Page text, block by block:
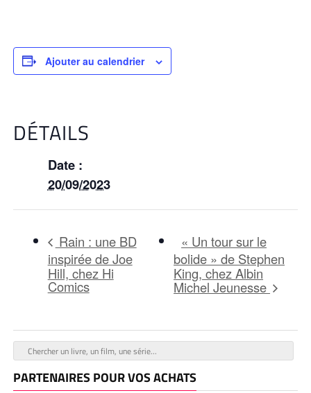
Ajouter au calendrier
DÉTAILS
Date :
20/09/2023
Rain : une BD
inspirée de Joe
Hill, chez Hi
Comics
« Un tour sur le
bolide » de Stephen
King, chez Albin
Michel Jeunesse
PARTENAIRES POUR VOS ACHATS